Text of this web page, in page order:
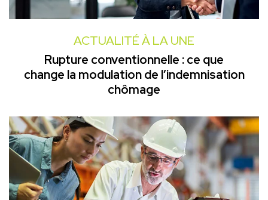
ACTUALITÉ À LA UNE
Rupture conventionnelle : ce que
change la modulation de l’indemnisation
chômage